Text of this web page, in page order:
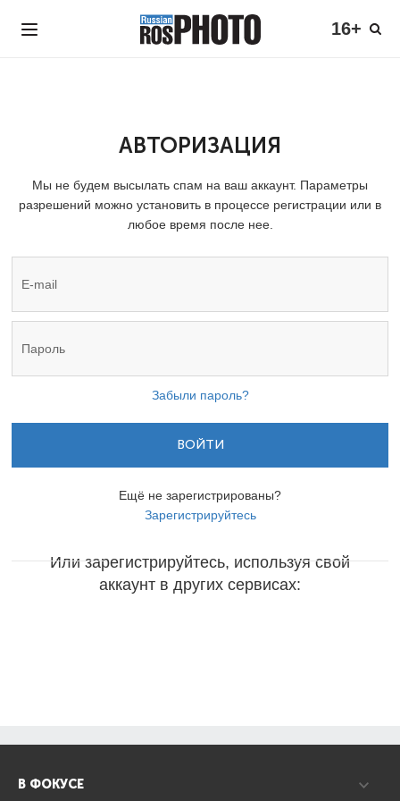
16+
АВТОРИЗАЦИЯ
Мы не будем высылать спам на ваш аккаунт. Параметры
разрешений можно установить в процессе регистрации или в
любое время после нее.
Забыли пароль?
ВОЙТИ
Ещё не зарегистрированы?
Зарегистрируйтесь
Или зарегистрируйтесь, используя свой
аккаунт в других сервисах:
В ФОКУСЕ